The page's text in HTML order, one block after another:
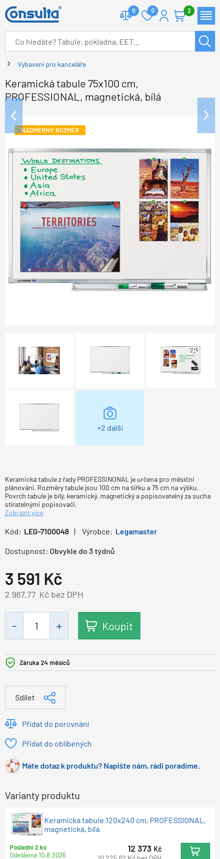
0 0 2
Vybavení pro kanceláře
Keramická tabule 75x100 cm,
PROFESSIONAL, magnetická, bílá
NADMĚRNÝ ROZMĚR
+2 další
Keramická tabule z řady PROFESSINONAL je určena pro měsíční
plánování. Rozměry tabule jsou 100 cm na šířku a 75 cm na výšku.
Povrch tabule je bílý, keramický, magnetický a popisovatelný za sucha
stíratelnými popisovači.
Zobrazit více
Kód: LEG-7100048 Výrobce: Legamaster
Dostupnost: Obvykle do 3 týdnů
3 591 Kč
Kč bez DPH
2 967,77
Koupit
Záruka 24 měsíců
Sdílet
Přidat do porovnání
Přidat do oblíbených
Máte dotaz k produktu? Napište nám, rádi poradíme.
Varianty produktu
Keramická tabule 120x240 cm, PROFESSIONAL,
magnetická, bílá
Poslední 2 ks
Odešleme10.8.2026
12 373 Kč